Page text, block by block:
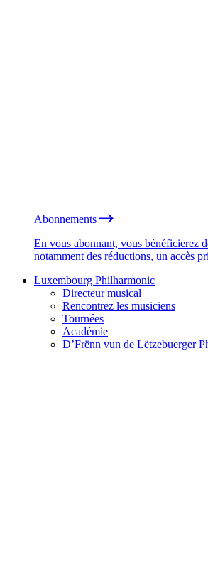
Abonnements
En vous abonnant, vous bénéficierez
notamment des réductions, un accès
Luxembourg Philharmonic
Directeur musical
Rencontrez les musiciens
Tournées
Académie
D’Frënn vun de Lëtzebuerger